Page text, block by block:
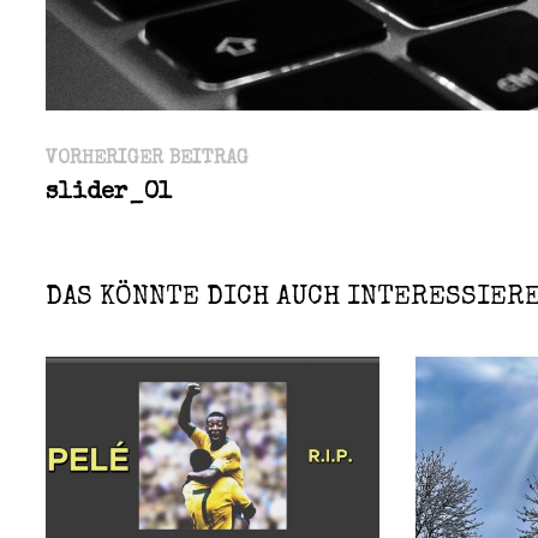
Beitragsnavigation
VORHERIGER BEITRAGVorheriger
slider_01
DAS KÖNNTE DICH AUCH